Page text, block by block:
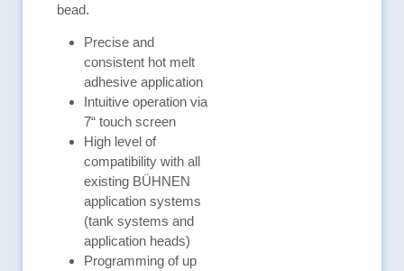
bead.
Precise and
consistent hot melt
adhesive application
Intuitive operation via
7“ touch screen
High level of
compatibility with all
existing BÜHNEN
application systems
(tank systems and
application heads)
Programming of up